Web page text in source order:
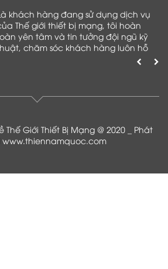
khách hàng đang sử dụng dịch vụ
Thế giới thiết bị mạng, tôi hoàn
yên tâm và tin tưởng đội ngũ kỹ
chăm sóc khách hàng luôn hỗ
Giới Thiết Bị Mạng @ 2020 _ Phát
www.thiennamquoc.com